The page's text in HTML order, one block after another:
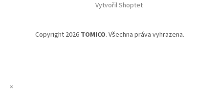
Vytvořil Shoptet
Copyright 2026 TOMICO. Všechna práva vyhrazena.
×